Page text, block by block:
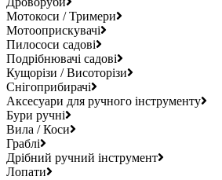
Мотокоси / Тримери
Мотооприскувачі
Пилососи садові
Подрібнювачі садові
Кущорізи / Висоторізи
Снігоприбирачі
Аксесуари для ручного інструменту
Бури ручні
Вила / Коси
Граблі
Дрібний ручний інструмент
Лопати